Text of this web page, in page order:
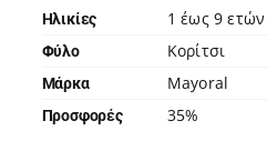
Ηλικίες 1 έως 9 ετών
Φύλο Κορίτσι
Μάρκα Mayoral
Προσφορές 35%